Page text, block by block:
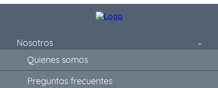
Nosotros
Quienes somos
Preguntas frecuentes